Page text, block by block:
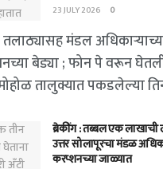
23 JULY 2026 0
मंडल
बेड्या ; फोन पे वरून
तालुक्यात पकडलेल्या
ब्रेकींग : तब्बल एक लाखाची
उत्तर सोलापूरचा मंडळ
करप्शनच्या जाळ्यात